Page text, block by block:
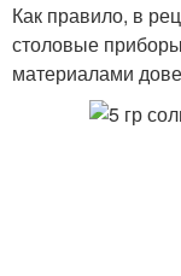
Как правило, в
столовые
материалами